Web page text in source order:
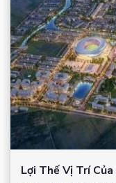
Lợi Thế Vị Trí